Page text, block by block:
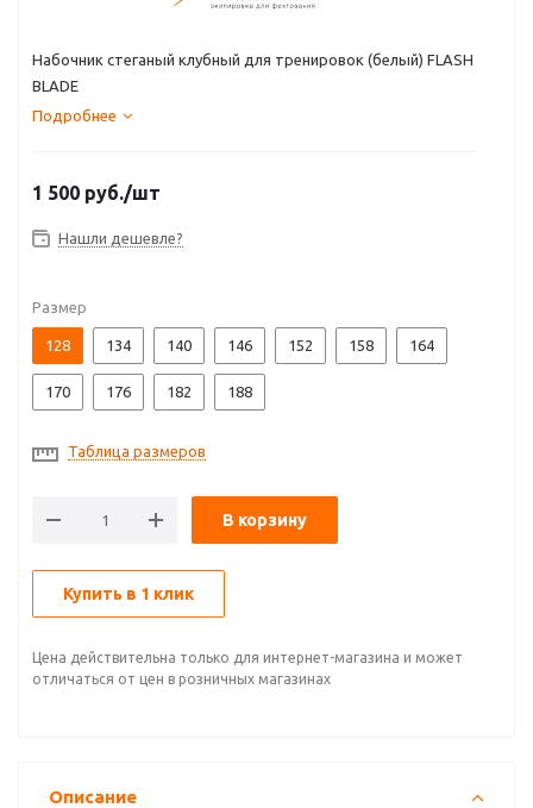
Набочник стеганый клубный для тренировок (белый) FLASH
BLADE
Подробнее
1 500 руб./шт
Нашли дешевле?
Размер
128 134 140 146 152 158 164
170 176 182 188
Таблица размеров
В корзину
Купить в 1 клик
Цена действительна только для интернет-магазина и может
отличаться от цен в розничных магазинах
Описание